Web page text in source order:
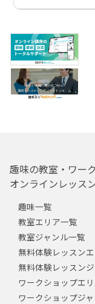
趣味の教室・ワー
オンラインレッス
趣味一覧
教室エリア一覧
教室ジャンル一覧
無料体験レッスン
無料体験レッスン
ワークショップエ
ワークショップジ